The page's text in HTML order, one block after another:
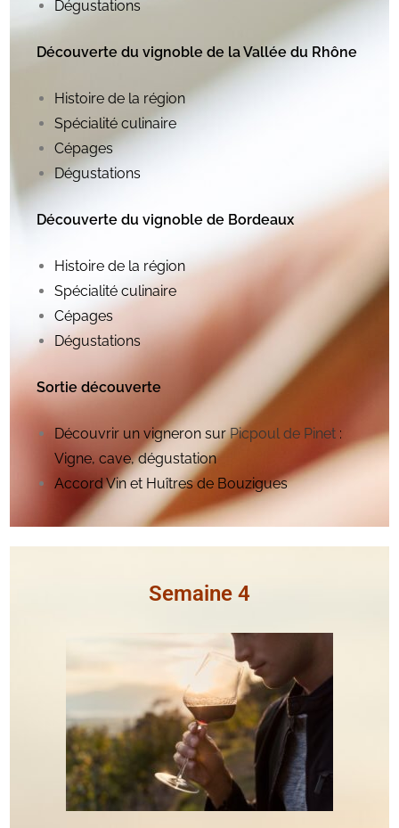
Dégustations
Découverte du vignoble de la Vallée du Rhône
Histoire de la région
Spécialité culinaire
Cépages
Dégustations
Découverte du vignoble de Bordeaux
Histoire de la région
Spécialité culinaire
Cépages
Dégustations
Sortie découverte
Découvrir un vigneron surPicpoul de Pinet :
Vigne, cave, dégustation
Accord Vin et Huîtres de Bouzigues
Semaine 4